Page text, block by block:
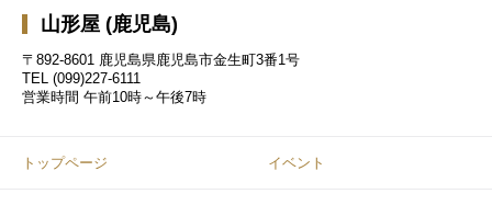
山形屋 (鹿児島)
〒892-8601 鹿児島県鹿児島市金生町3番1号
TEL (099)227-6111
営業時間 午前10時～午後7時
トップページ イベント